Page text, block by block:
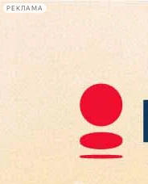
РЕКЛАМА
Сегодня:
2026.08.09
14:27
Афиша Plus